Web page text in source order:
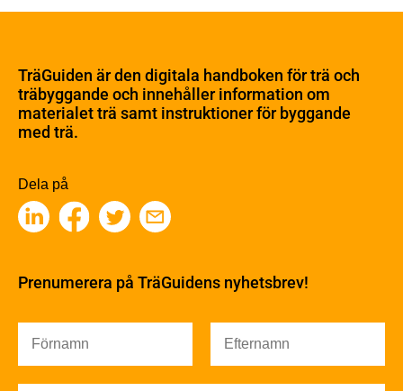
Skogsbruk
Barrträdets uppbyggnad
Träets egenskaper och kvalitet
Träbaserade produkter
Kemisk behandling
Fakta om Limträ
Värmeisolering och lufttäthet
Ljud
Brandsäkerhet
Brandsäkerhet
TräGuiden är den digitala handboken för trä och
träbyggande och innehåller information om
materialet trä samt instruktioner för byggande
med trä.
Dela på
Prenumerera på TräGuidens nyhetsbrev!